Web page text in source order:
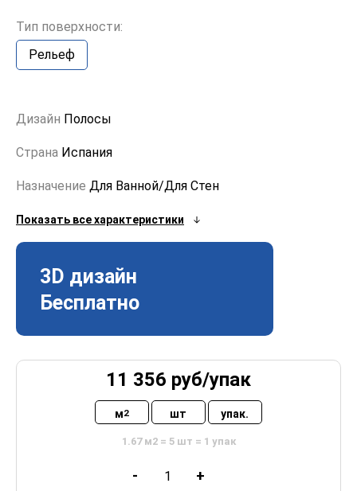
Тип поверхности:
Рельеф
Дизайн Полосы
Страна Испания
Назначение Для Ванной/Для Стен
Показать все характеристики
3D дизайн
Бесплатно
11 356 руб/упак
м2 шт упак.
1.67 м2 = 5 шт = 1 упак
- +